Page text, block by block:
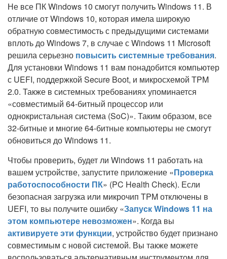
Не все ПК Windows 10 смогут получить Windows 11. В
отличие от Windows 10, которая имела широкую
обратную совместимость с предыдущими системами
вплоть до Windows 7, в случае с Windows 11 Microsoft
решила серьезно повысить системные требования.
Для установки Windows 11 вам понадобится компьютер
с UEFI, поддержкой Secure Boot, и микросхемой TPM
2.0. Также в системных требованиях упоминается
«совместимый 64-битный процессор или
однокристальная система (SoC)». Таким образом, все
32-битные и многие 64-битные компьютеры не смогут
обновиться до Windows 11.
Чтобы проверить, будет ли Windows 11 работать на
вашем устройстве, запустите приложение «Проверка
работоспособности ПК» (PC Health Check). Если
безопасная загрузка или микрочип TPM отключены в
UEFI, то вы получите ошибку «Запуск Windows 11 на
этом компьютере невозможен». Когда вы
активируете эти функции, устройство будет признано
совместимым с новой системой. Вы также можете